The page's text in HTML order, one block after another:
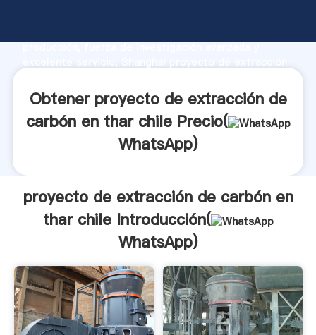
producción, fuerza de investigación avanzada y
aporta valores a todos los clientes.
Obtener proyecto de extracción de
carbón en thar chile Precio(
WhatsApp)
proyecto de extracción de carbón en
thar chile Introducción(
WhatsApp)